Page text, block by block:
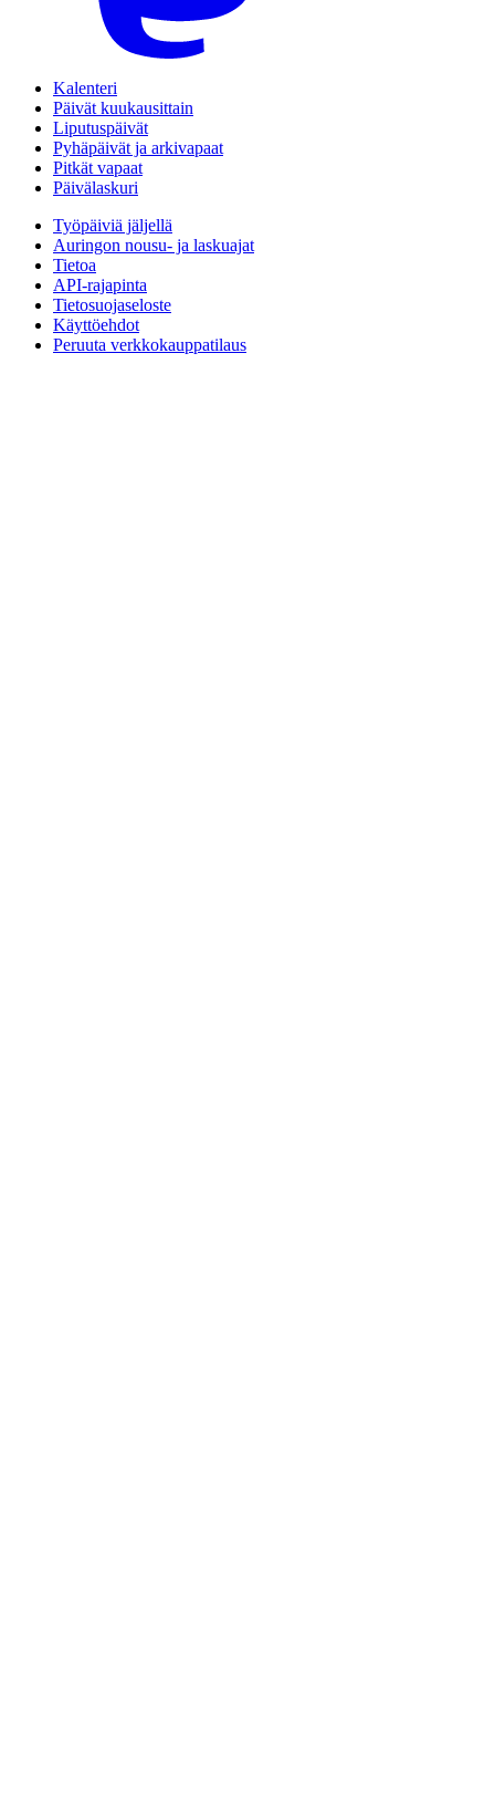
Kalenteri
Päivät kuukausittain
Liputuspäivät
Pyhäpäivät ja arkivapaat
Pitkät vapaat
Päivälaskuri
Työpäiviä jäljellä
Auringon nousu- ja laskuajat
Tietoa
API-rajapinta
Tietosuojaseloste
Käyttöehdot
Peruuta verkkokauppatilaus